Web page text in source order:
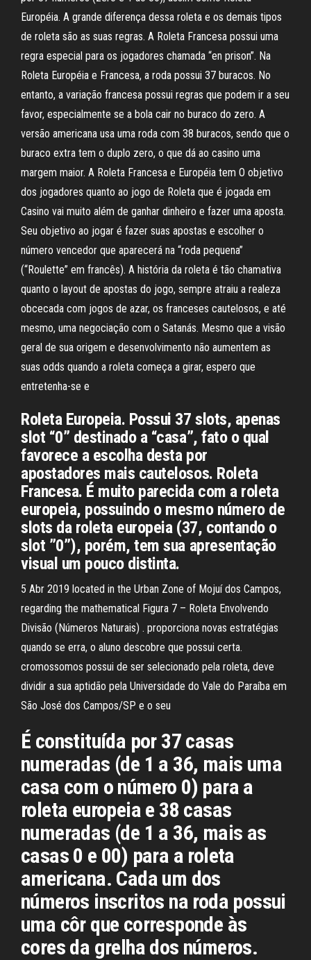
Européia. A grande diferença dessa roleta e os demais tipos
de roleta são as suas regras. A Roleta Francesa possui uma
regra especial para os jogadores chamada “en prison”. Na
Roleta Européia e Francesa, a roda possui 37 buracos. No
entanto, a variação francesa possui regras que podem ir a seu
favor, especialmente se a bola cair no buraco do zero. A
versão americana usa uma roda com 38 buracos, sendo que o
buraco extra tem o duplo zero, o que dá ao casino uma
margem maior. A Roleta Francesa e Européia tem O objetivo
dos jogadores quanto ao jogo de Roleta que é jogada em
Casino vai muito além de ganhar dinheiro e fazer uma aposta.
Seu objetivo ao jogar é fazer suas apostas e escolher o
número vencedor que aparecerá na “roda pequena”
(“Roulette” em francês). A história da roleta é tão chamativa
quanto o layout de apostas do jogo, sempre atraiu a realeza
obcecada com jogos de azar, os franceses cautelosos, e até
mesmo, uma negociação com o Satanás. Mesmo que a visão
geral de sua origem e desenvolvimento não aumentem as
suas odds quando a roleta começa a girar, espero que
entretenha-se e
Roleta Europeia. Possui 37 slots, apenas
slot “0” destinado a “casa”, fato o qual
favorece a escolha desta por
apostadores mais cautelosos. Roleta
Francesa. É muito parecida com a roleta
europeia, possuindo o mesmo número de
slots da roleta europeia (37, contando o
slot ”0”), porém, tem sua apresentação
visual um pouco distinta.
5 Abr 2019 located in the Urban Zone of Mojuí dos Campos,
regarding the mathematical Figura 7 – Roleta Envolvendo
Divisão (Números Naturais) . proporciona novas estratégias
quando se erra, o aluno descobre que possui certa.
cromossomos possui de ser selecionado pela roleta, deve
dividir a sua aptidão pela Universidade do Vale do Paraíba em
São José dos Campos/SP e o seu
É constituída por 37 casas
numeradas (de 1 a 36, mais uma
casa com o número 0) para a
roleta europeia e 38 casas
numeradas (de 1 a 36, mais as
casas 0 e 00) para a roleta
americana. Cada um dos
números inscritos na roda possui
uma côr que corresponde às
cores da grelha dos números.